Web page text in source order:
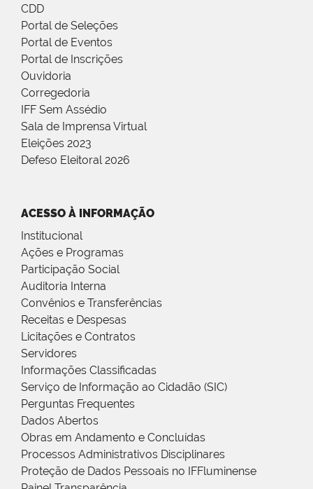
CDD
Portal de Seleções
Portal de Eventos
Portal de Inscrições
Ouvidoria
Corregedoria
IFF Sem Assédio
Sala de Imprensa Virtual
Eleições 2023
Defeso Eleitoral 2026
ACESSO À INFORMAÇÃO
Institucional
Ações e Programas
Participação Social
Auditoria Interna
Convênios e Transferências
Receitas e Despesas
Licitações e Contratos
Servidores
Informações Classificadas
Serviço de Informação ao Cidadão (SIC)
Perguntas Frequentes
Dados Abertos
Obras em Andamento e Concluídas
Processos Administrativos Disciplinares
Proteção de Dados Pessoais no IFFluminense